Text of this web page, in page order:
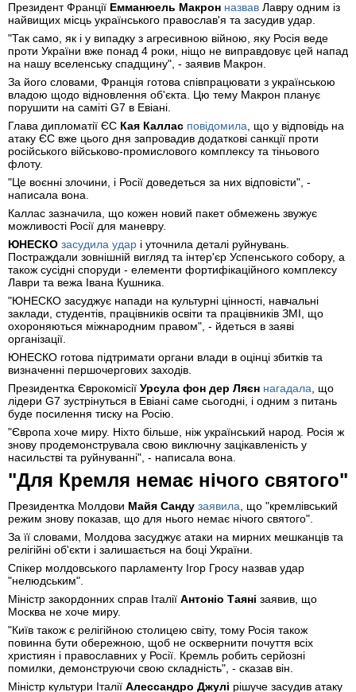
Президент Франції Емманюель Макрон назвав Лавру одним із
найвищих місць українського православ'я та засудив удар.
"Так само, як і у випадку з агресивною війною, яку Росія веде
проти України вже понад 4 роки, ніщо не виправдовує цей напад
на нашу вселенську спадщину", - заявив Макрон.
За його словами, Франція готова співпрацювати з українською
владою щодо відновлення об'єкта. Цю тему Макрон планує
порушити на саміті G7 в Евіані.
Глава дипломатії ЄС Кая Каллас повідомила , що у відповідь на
атаку ЄС вже цього дня запровадив додаткові санкції проти
російського військово-промислового комплексу та тіньового
флоту.
"Це воєнні злочини, і Росії доведеться за них відповісти", -
написала вона.
Каллас зазначила, що кожен новий пакет обмежень звужує
можливості Росії для маневру.
ЮНЕСКО засудила удар і уточнила деталі руйнувань.
Постраждали зовнішній вигляд та інтер'єр Успенського собору, а
також сусідні споруди - елементи фортифікаційного комплексу
Лаври та вежа Івана Кушника.
"ЮНЕСКО засуджує напади на культурні цінності, навчальні
заклади, студентів, працівників освіти та працівників ЗМІ, що
охороняються міжнародним правом", - йдеться в заяві
організації.
ЮНЕСКО готова підтримати органи влади в оцінці збитків та
визначенні першочергових заходів.
Президентка Єврокомісії Урсула фон дер Ляєн нагадала , що
лідери G7 зустрінуться в Евіані саме сьогодні, і одним з питань
буде посилення тиску на Росію.
"Європа хоче миру. Ніхто більше, ніж український народ. Росія ж
знову продемонструвала свою виключну зацікавленість у
насильстві та руйнуванні", - написала вона.
"Для Кремля немає нічого святого"
Президентка Молдови Майя Санду заявила , що "кремлівський
режим знову показав, що для нього немає нічого святого".
За її словами, Молдова засуджує атаки на мирних мешканців та
релігійні об'єкти і залишається на боці України.
Спікер молдовського парламенту Ігор Гросу назвав удар
"нелюдським".
Міністр закордонних справ Італії Антоніо Таяні заявив, що
Москва не хоче миру.
"Київ також є релігійною столицею світу, тому Росія також
повинна бути обережною, щоб не осквернити почуття всіх
християн і православних у Росії. Кремль робить серйозні
помилки, демонструючи свою складність", - сказав він.
Міністр культури Італії Алессандро Джулі рішуче засудив атаку